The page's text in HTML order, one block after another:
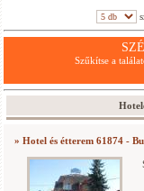
Szűkítse a
» Hotel és étterem 61874 -